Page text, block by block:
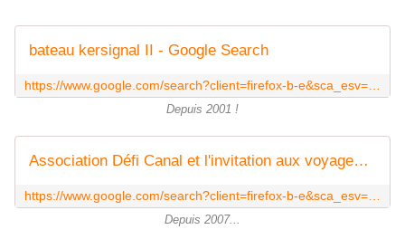
bateau kersignal II - Google Search
Depuis 2001 !
Association Défi Canal et l'invitation aux voyages pour tous sur les eaux intérieures de Bretagne et aussi en mer à la voile - Google Search
Depuis 2007...